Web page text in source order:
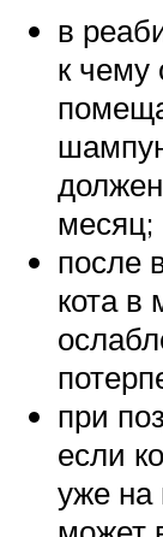
в
к чему
месяц;
после
кота в
при
если
уже на